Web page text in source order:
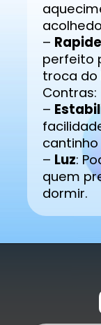
–
perfeito
troca do
Contras:
–
– Luz:
quem
dormir.